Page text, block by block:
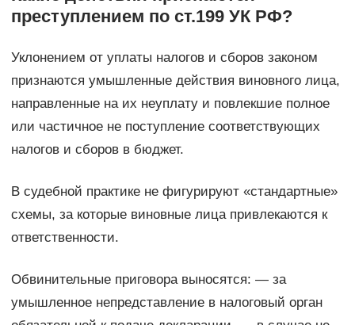
преступлением по ст.199 УК РФ?
Уклонением от уплаты налогов и сборов законом
признаются умышленные действия виновного лица,
направленные на их неуплату и повлекшие полное
или частичное не поступление соответствующих
налогов и сборов в бюджет.
В судебной практике не фигурируют «стандартные»
схемы, за которые виновные лица привлекаются к
ответственности.
Обвинительные приговора выносятся: — за
умышленное непредставление в налоговый орган